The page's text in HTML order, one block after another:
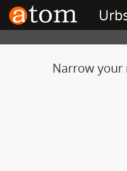
Narrow your